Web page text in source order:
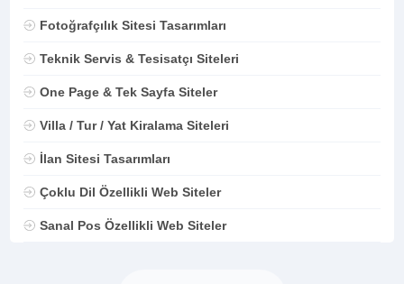
Fotoğrafçılık Sitesi Tasarımları
Teknik Servis & Tesisatçı Siteleri
One Page & Tek Sayfa Siteler
Villa / Tur / Yat Kiralama Siteleri
İlan Sitesi Tasarımları
Çoklu Dil Özellikli Web Siteler
Sanal Pos Özellikli Web Siteler